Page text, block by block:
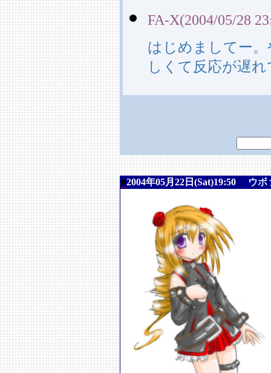
FA-X(2004/05/28
はじめましてー
しくて反応が遅
■2004年05月22日(Sat)19:50 ウボ